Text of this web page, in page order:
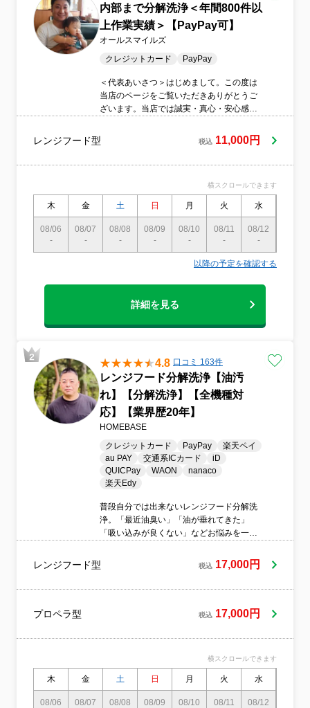
内部まで分解洗浄＜年間800件以
上作業実績＞【PayPay可】
オールスマイルズ
クレジットカード
PayPay
＜代表あいさつ＞はじめまして。この度は
当店のページをご覧いただきありがとうご
ざいます。当店では誠実・真心・安心感を
喜色満面と書き、喜びの表情が心の中で包
みきれず、顔じゅうにあふれ出ているさま
「ALLSMILESに頼んでよかった。また次も
よろしくね！」と言われるように、これま
が責任を持ってお伺いします。
ALLSMILES 代表 木村寛樹
レンジフード型 税込 11,000円
横スクロールできます
木 金 土 日 月 火 水
08/06
-
08/07
-
08/08
-
08/09
-
08/10
-
08/11
-
08/12
-
以降の予定を確認する
詳細を見る
4.8 口コミ 163件
レンジフード分解洗浄【油汚
れ】【分解洗浄】【全機種対
応】【業界歴20年】
HOMEBASE
クレジットカード
PayPay
楽天ペイ
au PAY
交通系ICカード
iD
QUICPay
WAON
nanaco
楽天Edy
普段自分では出来ないレンジフード分解洗
浄。「最近油臭い」「油が垂れてきた」
「吸い込みが良くない」などお悩みを一気
グサービス。プロにお任せをして、安心し
てレンジフードをご使用できる環境を作り
レンジフード型 税込 17,000円
プロペラ型 税込 17,000円
横スクロールできます
木 金 土 日 月 火 水
08/06
08/07
08/08
08/09
08/10
08/11
08/12